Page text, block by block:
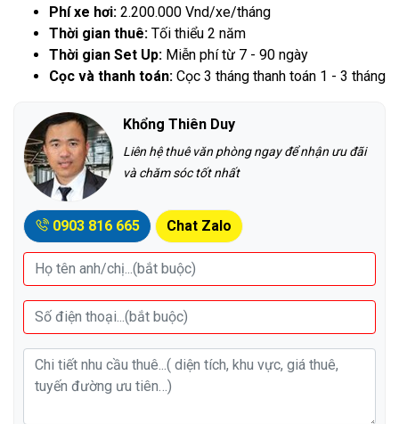
Phí xe hơi: 2.200.000 Vnd/xe/tháng
Thời gian thuê: Tối thiểu 2 năm
Thời gian Set Up: Miễn phí từ 7 - 90 ngày
Cọc và thanh toán: Cọc 3 tháng thanh toán 1 - 3 tháng
Khổng Thiên Duy
Liên hệ thuê văn phòng ngay để nhận ưu đãi
và chăm sóc tốt nhất
0903 816 665 Chat Zalo